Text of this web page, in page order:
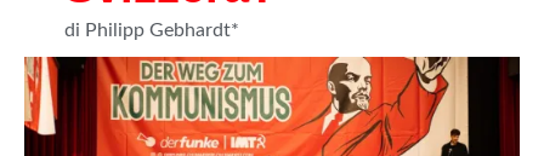
di Philipp Gebhardt*